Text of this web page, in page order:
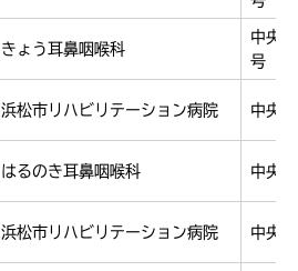
きょう耳鼻咽喉科
中央
号
浜松市リハビリテーション病院 中央
はるのき耳鼻咽喉科 中央
浜松市リハビリテーション病院 中央